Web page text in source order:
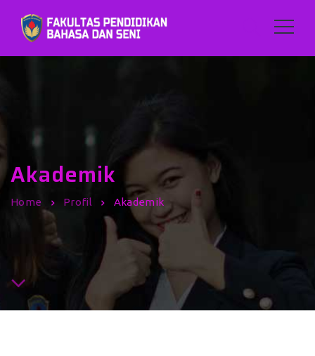
Akademik
Home Profil Akademik